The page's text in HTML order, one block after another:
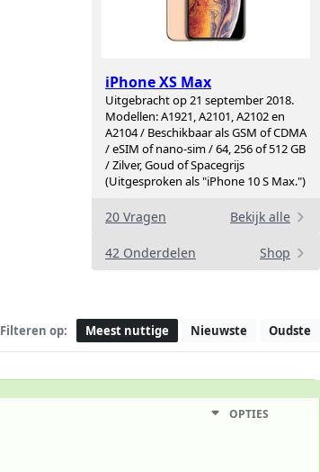
iPhone XS Max
Uitgebracht op 21 september 2018.
Modellen: A1921, A2101, A2102 en
A2104 / Beschikbaar als GSM of CDMA
/ eSIM of nano-sim / 64, 256 of 512 GB
/ Zilver, Goud of Spacegrijs
(Uitgesproken als "iPhone 10 S Max.")
20 Vragen Bekijk alle
42 Onderdelen Shop
Filteren op: Meest nuttige Nieuwste Oudste
OPTIES